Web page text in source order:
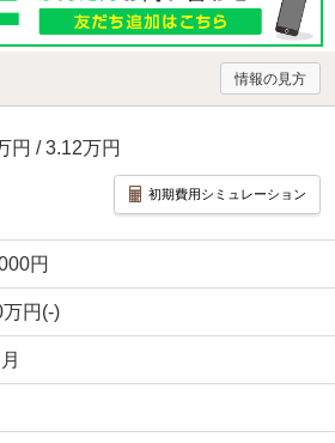
情報の見方
円 / 3.12万円
初期費用シミュレーション
円
円(-)